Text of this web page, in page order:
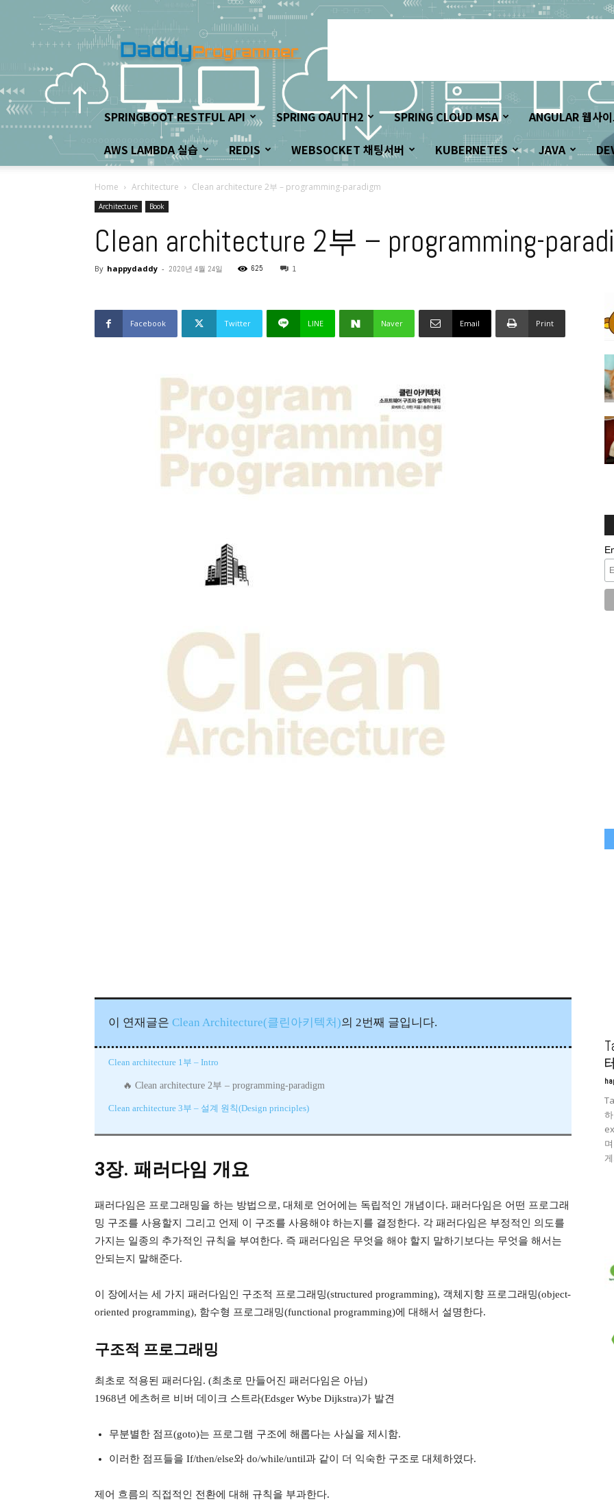
아
프
로
머
의
좌
충
우
돌
하
기!
SPRINGBOOT RESTFUL API SPRING OAUTH2 SPRING CLOUD MSA
ANGULAR 웹사
AWS LAMBDA 실습
REDIS WEBSOCKET 채팅서버 KUBERNETES JAVA
Home Architecture Clean architecture 2부 – programming-paradigm
Architecture Book
Clean architecture 2부 – programming-
By happydaddy - 2020년 4월 24일 625 1
Facebook Twitter LINE Naver Email Print
이 연재글은 Clean Architecture(클린아키텍처)의 2번째 글입니다.
Clean architecture 1부 – Intro
Clean architecture 2부 – programming-paradigm
Clean architecture 3부 – 설계 원칙(Design principles)
3장. 패러다임 개요
패러다임은 프로그래밍을 하는 방법으로, 대체로 언어에는 독립적인 개념이다. 패러다임은 어떤 프로그래
밍 구조를 사용할지 그리고 언제 이 구조를 사용해야 하는지를 결정한다. 각 패러다임은 부정적인 의도를
가지는 일종의 추가적인 규칙을 부여한다. 즉 패러다임은 무엇을 해야 할지 말하기보다는 무엇을 해서는
안되는지 말해준다.
이 장에서는 세 가지 패러다임인 구조적 프로그래밍(structured programming), 객체지향 프로그래밍(object-
oriented programming), 함수형 프로그래밍(functional programming)에 대해서 설명한다.
구조적 프로그래밍
최초로 적용된 패러다임. (최초로 만들어진 패러다임은 아님)
1968년 에츠허르 비버 데이크 스트라(Edsger Wybe Dijkstra)가 발견
무분별한 점프(goto)는 프로그램 구조에 해롭다는 사실을 제시함.
이러한 점프들을 If/then/else와 do/while/until과 같이 더 익숙한 구조로 대체하였다.
제어 흐름의 직접적인 전환에 대해 규칙을 부과한다.